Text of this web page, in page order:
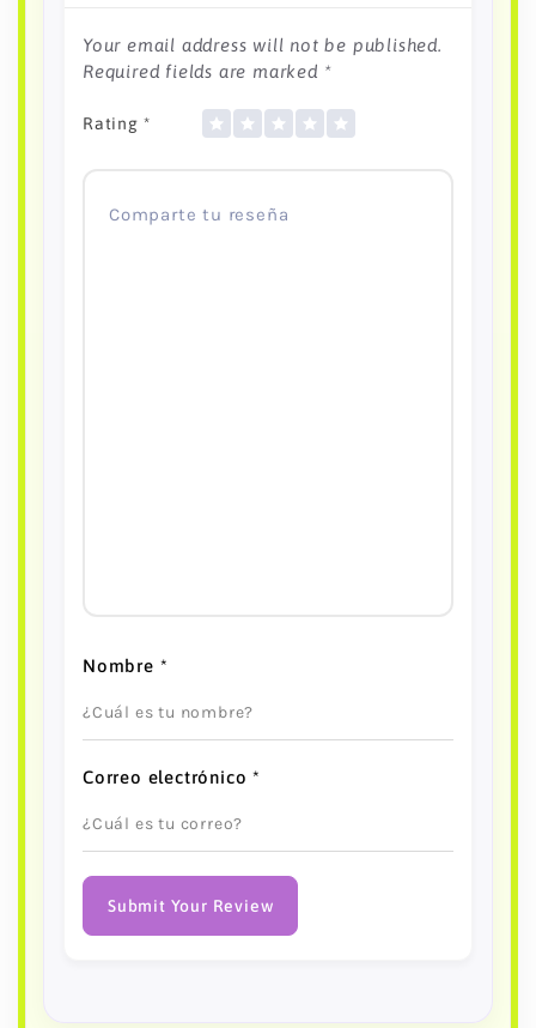
Your email address will not be published.
Required fields are marked *
Rating *
Nombre *
Correo electrónico*
Submit Your Review